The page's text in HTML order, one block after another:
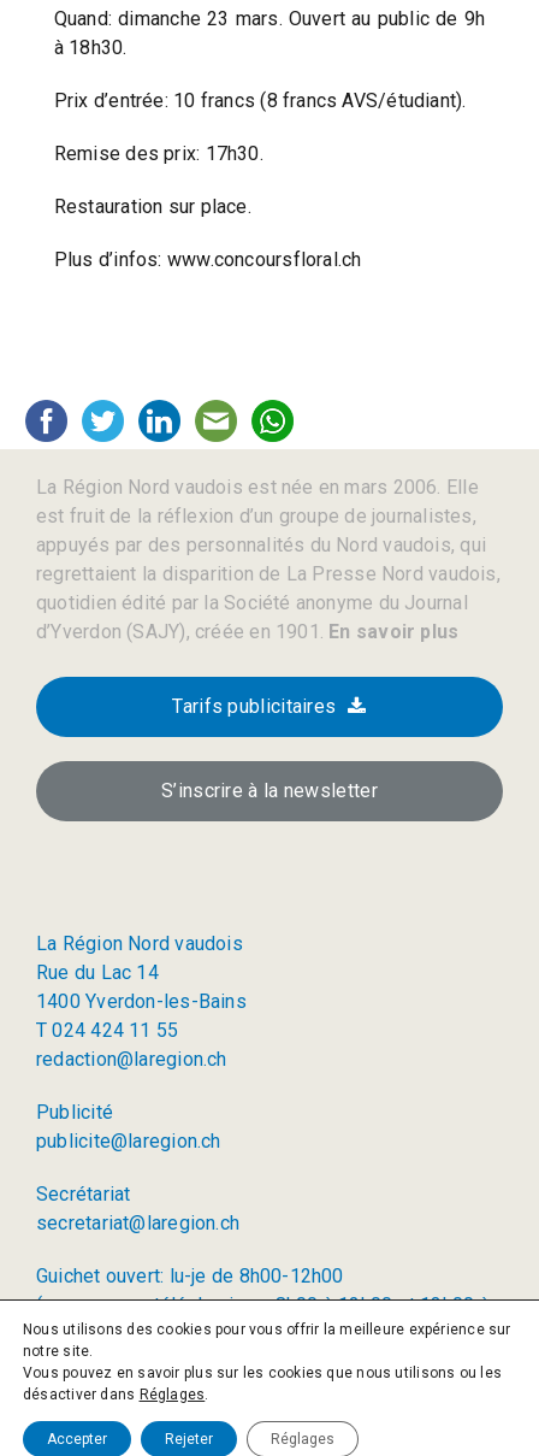
Quand: dimanche 23 mars. Ouvert au public de 9h
à 18h30.
Prix d’entrée: 10 francs (8 francs AVS/étudiant).
Remise des prix: 17h30.
Restauration sur place.
Plus d’infos: www.concoursfloral.ch
La Région Nord vaudois est née en mars 2006. Elle
est fruit de la réflexion d’un groupe de journalistes,
appuyés par des personnalités du Nord vaudois, qui
regrettaient la disparition de La Presse Nord vaudois,
quotidien édité par la Société anonyme du Journal
d’Yverdon (SAJY), créée en 1901. En savoir plus
Tarifs publicitaires
S’inscrire à la newsletter
La Région Nord vaudois
Rue du Lac 14
1400 Yverdon-les-Bains
T 024 424 11 55
redaction@laregion.ch
Publicité
publicite@laregion.ch
Secrétariat
secretariat@laregion.ch
Guichet ouvert: lu-je de 8h00-12h00
(permanence téléphonique: 8h00 à 12h00 et 13h00 à
17h00)
© 2026 La Région SA
Nous utilisons des cookies pour vous offrir la meilleure expérience sur
notre site.
Vous pouvez en savoir plus sur les cookies que nous utilisons ou les
désactiver dans Réglages.
Accepter Rejeter Réglages